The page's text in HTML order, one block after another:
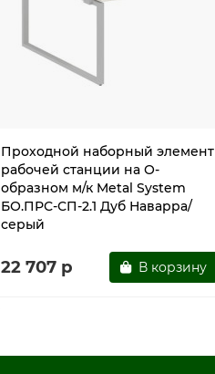
Проходной наборный элемент
рабочей станции на О-
образном м/к Metal System
БО.ПРС-СП-2.1 Дуб Наварра/
серый
22 707 р В корзину